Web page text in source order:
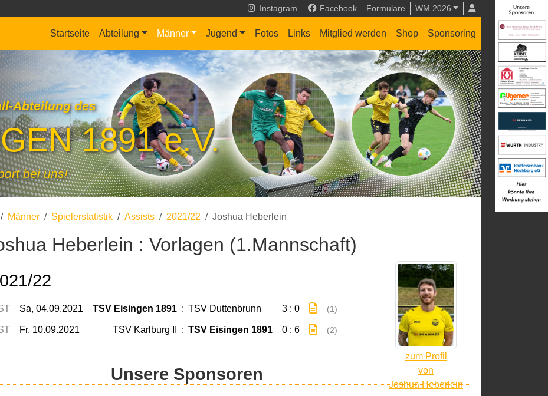
Instagram Facebook Formulare WM 2026
Startseite Abteilung Männer Jugend Fotos Links Mitglied werden Shop Sponsoring
Abteilung des
1891 e.V.
bei uns!
Männer Spielerstatistik Assists 2021/22 Joshua Heberlein
Heberlein : Vorlagen (1.Mannschaft)
zum Profil
von
Joshua Heberlein
22
Sa, 04.09.2021 TSV Eisingen 1891 : TSV Duttenbrunn 3 : 0 (1)
Fr, 10.09.2021 TSV Karlburg II : TSV Eisingen 1891 0 : 6 (2)
Unsere Sponsoren